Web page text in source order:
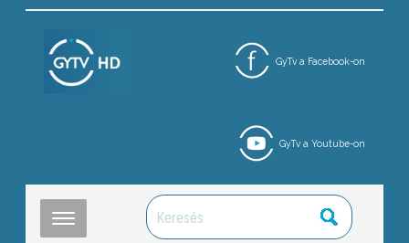
GyTv a Facebook-on
GyTv a Youtube-on